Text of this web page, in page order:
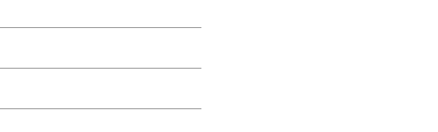
von 940 bzw. 470 Euro.
beabsichtigten Einsatz in
haben wir als Download zur Verfügung